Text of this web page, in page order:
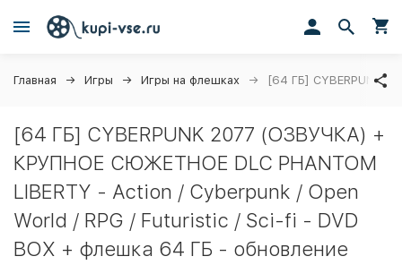
Главная Игры Игры на флешках [64 ГБ] CYBERPUNK
[64 ГБ] CYBERPUNK 2077 (ОЗВУЧКА) +
КРУПНОЕ СЮЖЕТНОЕ DLC PHANTOM
LIBERTY - Action / Cyberpunk / Open
World / RPG / Futuristic / Sci-fi - DVD
BOX + флешка 64 ГБ - обновление